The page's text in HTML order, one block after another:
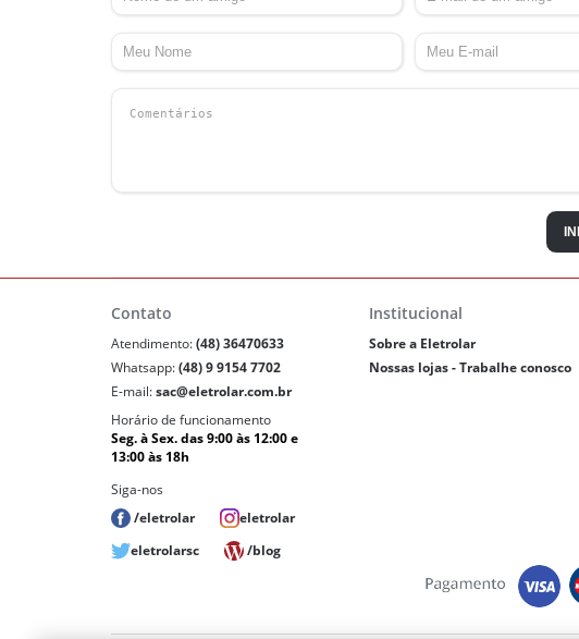
Contato
Atendimento:(48) 36470633
Whatsapp:(48) 9 9154 7702
E-mail:sac@eletrolar.com.br
Horário de funcionamento
Seg. à Sex. das 9:00 às 12:00 e
13:00 às 18h
Siga-nos
/eletrolar
eletrolar
eletrolarsc
/blog
Institucional
Sobre a Eletrolar
Nossas lojas - Trabalhe conosco